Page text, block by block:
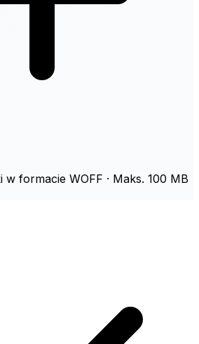
formacie WOFF · Maks. 100 MB